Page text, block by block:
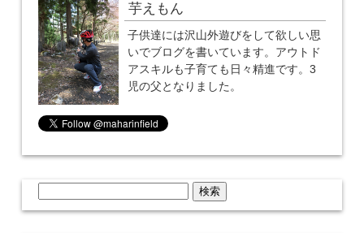
芋えもん
子供達には沢山外遊びをして欲しい思
いでブログを書いています。アウトド
アスキルも子育ても日々精進です。3
児の父となりました。
索: